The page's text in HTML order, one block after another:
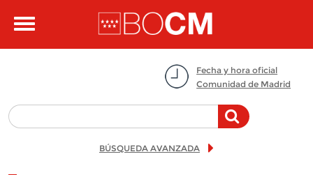
Toggle
Fecha y hora oficial
Comunidad de Madrid
BÚSQUEDA AVANZADA